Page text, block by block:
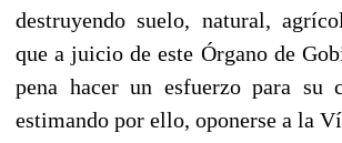
destruyendo suelo, natural,
que a juicio de este Órgano de
pena hacer un esfuerzo para su
estimando por ello, oponerse a la